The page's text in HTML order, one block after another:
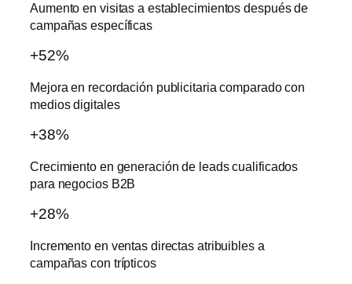
Aumento en visitas a establecimientos después de
campañas específicas
+52%
Mejora en recordación publicitaria comparado con
medios digitales
+38%
Crecimiento en generación de leads cualificados
para negocios B2B
+28%
Incremento en ventas directas atribuibles a
campañas con trípticos